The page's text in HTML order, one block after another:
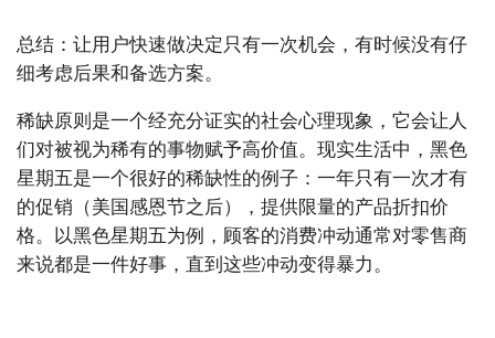
总结：让用户快速做决定只有一次机会，有时候没有仔
细考虑后果和备选方案。
稀缺原则是一个经充分证实的社会心理现象，它会让人
们对被视为稀有的事物赋予高价值。现实生活中，黑色
星期五是一个很好的稀缺性的例子：一年只有一次才有
的促销（美国感恩节之后），提供限量的产品折扣价
格。以黑色星期五为例，顾客的消费冲动通常对零售商
来说都是一件好事，直到这些冲动变得暴力。